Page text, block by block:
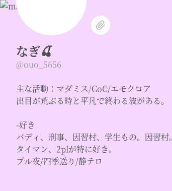
なぎ🍒
@ouo_5656
主な活動：マダミス/CoC/エモクロア
出目が荒ぶる時と平凡で終わる波がある。
-好き
バディ、刑事、因習村、学生もの。因習村。
タイマン、2plが特に好き。
プル夜/四季送り/静テロ